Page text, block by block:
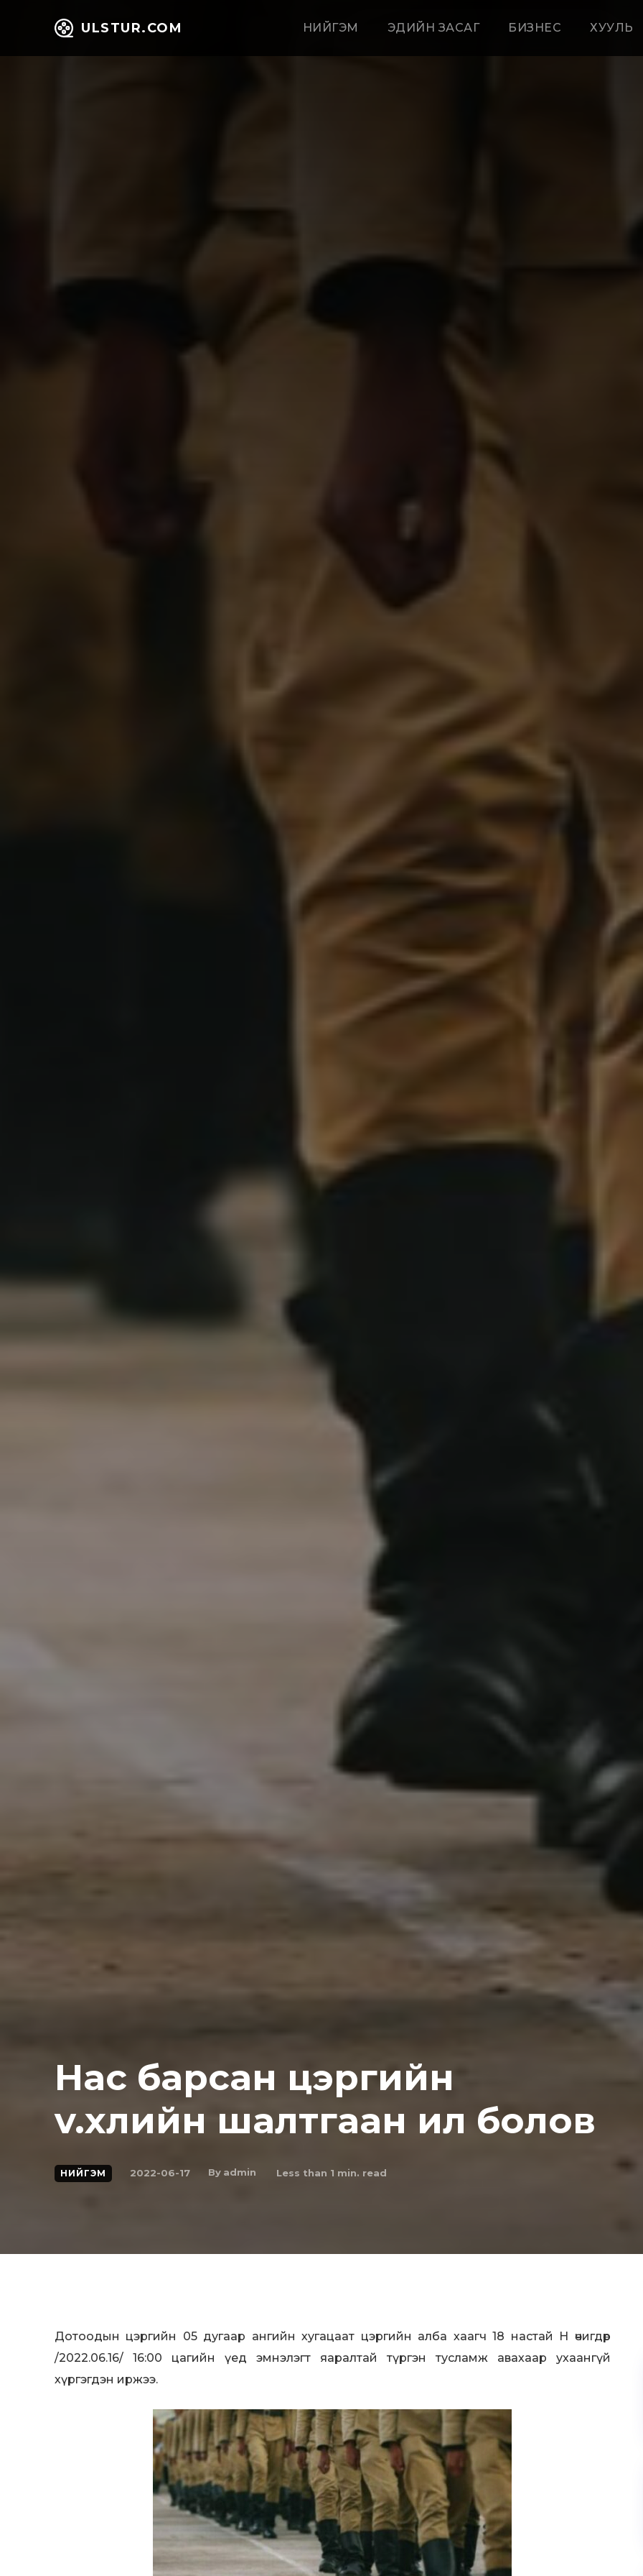
ULSTUR.COM НИЙГЭМ ЭДИЙН ЗАСАГ БИЗНЕС ХУУЛЬ
Hac бapcaн цэргийн
v.xлийн шалтгаан ил болов
НИЙГЭМ 2022-06-17 By admin Less than 1 min. read
Дотоодын цэргийн 05 дугаар ангийн хугацаат цэргийн алба хаагч 18 настай Н өчигдөр
/2022.06.16/ 16:00 цагийн үед эмнэлэгт яаралтай түргэн тусламж авахаар ухаангүй
хүргэгдэн иржээ.